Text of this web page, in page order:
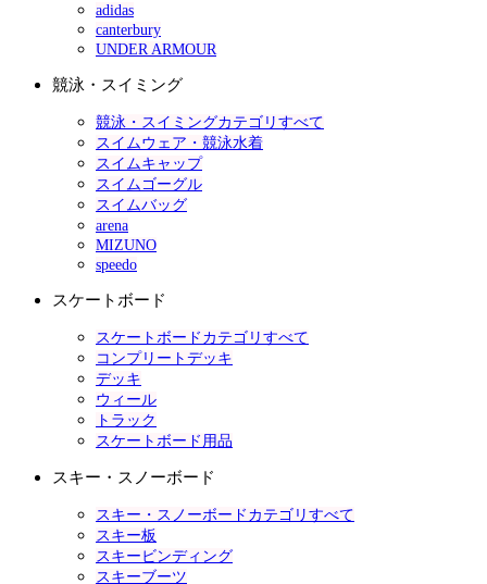
adidas
canterbury
UNDER ARMOUR
競泳・スイミング
競泳・スイミングカテゴリすべて
スイムウェア・競泳水着
スイムキャップ
スイムゴーグル
スイムバッグ
arena
MIZUNO
speedo
スケートボード
スケートボードカテゴリすべて
コンプリートデッキ
デッキ
ウィール
トラック
スケートボード用品
スキー・スノーボード
スキー・スノーボードカテゴリすべて
スキー板
スキービンディング
スキーブーツ